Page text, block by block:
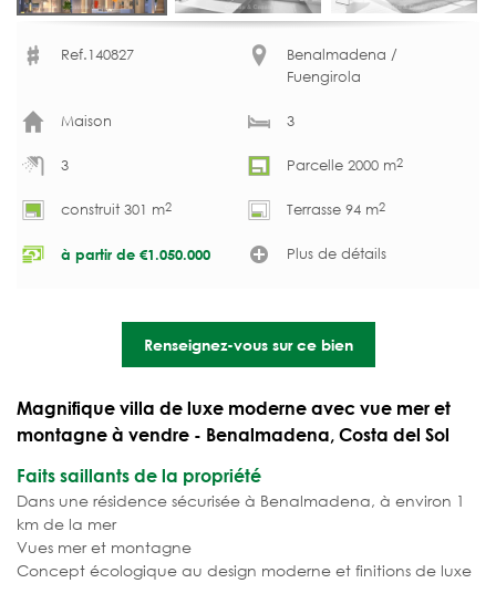
Ref.140827
Benalmadena /
Fuengirola
Maison 3
3 Parcelle 2000 m2
construit 301 m2 Terrasse 94 m2
à partir de €1.050.000 Plus de détails
Renseignez-vous sur ce bien
Magnifique villa de luxe moderne avec vue mer et
montagne à vendre - Benalmadena, Costa del Sol
Faits saillants de la propriété
Dans une résidence sécurisée à Benalmadena, à environ 1
km de la mer
Vues mer et montagne
Concept écologique au design moderne et finitions de luxe